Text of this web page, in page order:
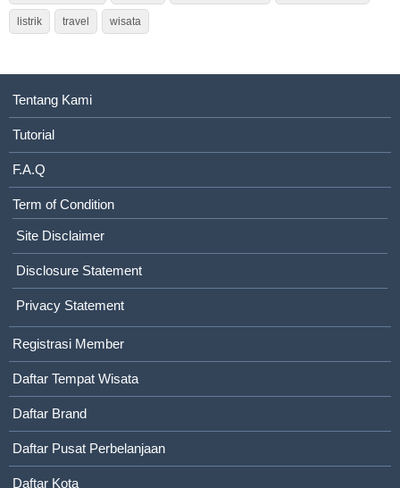
listrik travel wisata
Tentang Kami
Tutorial
F.A.Q
Term of Condition
Site Disclaimer
Disclosure Statement
Privacy Statement
Registrasi Member
Daftar Tempat Wisata
Daftar Brand
Daftar Pusat Perbelanjaan
Daftar Kota